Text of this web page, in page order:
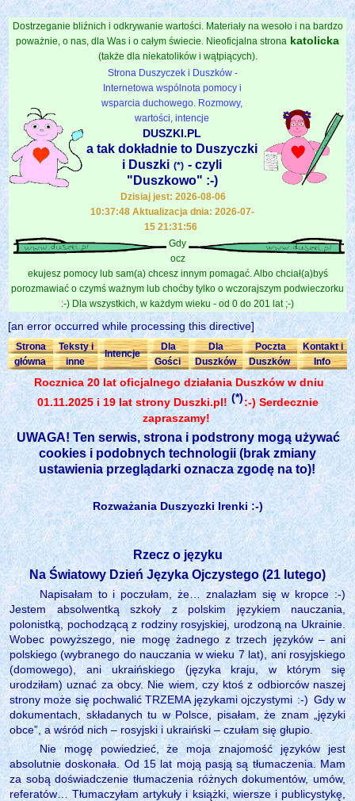
Dostrzeganie bliźnich i odkrywanie wartości. Materiały na wesoło i na bardzo
poważnie, o nas, dla Was i o całym świecie. Nieoficjalna strona katolicka
(także dla niekatolików i wątpiących).
Strona Duszyczek i Duszków -
Internetowa wspólnota pomocy i
wsparcia duchowego. Rozmowy,
wartości, intencje
DUSZKI.PL
a tak dokładnie to Duszyczki
i Duszki (*) - czyli
"Duszkowo" :-)
Dzisiaj jest: 2026-08-06
10:37:48 Aktualizacja dnia: 2026-07-
15 21:31:56
Gdy
ocz
ekujesz pomocy lub sam(a) chcesz innym pomagać. Albo chciał(a)byś
porozmawiać o czymś ważnym lub choćby tylko o wczorajszym podwieczorku
:-) Dla wszystkich, w każdym wieku - od 0 do 201 lat ;-)
[an error occurred while processing this directive]
Strona
główna
Teksty i
inne
Intencje
Dla
Gości
Dla
Duszków
Poczta
Duszków
Kontakt i
Info
Rocznica 20 lat oficjalnego działania Duszków w dniu
01.11.2025 i 19 lat strony Duszki.pl! (*):-) Serdecznie
zapraszamy!
UWAGA! Ten serwis, strona i podstrony mogą używać
cookies i podobnych technologii (brak zmiany
ustawienia przeglądarki oznacza zgodę na to)!
Rozważania Duszyczki Irenki :-)
Rzecz o języku
Na Światowy Dzień Języka Ojczystego (21 lutego)
Napisałam to i poczułam, że… znalazłam się w kropce :-)
Jestem absolwentką szkoły z polskim językiem nauczania,
polonistką, pochodzącą z rodziny rosyjskiej, urodzoną na Ukrainie.
Wobec powyższego, nie mogę żadnego z trzech języków – ani
polskiego (wybranego do nauczania w wieku 7 lat), ani rosyjskiego
(domowego), ani ukraińskiego (języka kraju, w którym się
urodziłam) uznać za obcy. Nie wiem, czy ktoś z odbiorców naszej
strony może się pochwalić TRZEMA językami ojczystymi :-) Gdy w
dokumentach, składanych tu w Polsce, pisałam, że znam „języki
obce”, a wśród nich – rosyjski i ukraiński – czułam się głupio.
Nie mogę powiedzieć, że moja znajomość języków jest
absolutnie doskonała. Od 15 lat moją pasją są tłumaczenia. Mam
za sobą doświadczenie tłumaczenia różnych dokumentów, umów,
referatów… Tłumaczyłam artykuły i książki, wiersze i publicystykę,